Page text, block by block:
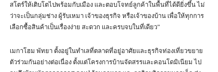
สโตร์ให้เติบโตไปพร้อมกับเมือง และตอบโจทย์ลูกค้าในพื้นที่ได้ดียิ่งขึ้น ไม่
ว่าจะเป็นกลุ่มช่าง ผู้รับเหมา เจ้าของธุรกิจ หรือเจ้าของบ้าน เพื่อให้ทุกการ
เลือกซื้อสินค้าเป็นเรื่องง่าย สะดวก และครบจบในที่เดียว”
เมกาโฮม พัทยา ตั้งอยู่ในทำเลที่ตลาดที่อยู่อาศัยและธุรกิจท่องเที่ยวขยาย
ตัวร่วมกันอย่างต่อเนื่อง ตั้งแต่โครงการบ้านจัดสรรและคอนโดมิเนียม ไป